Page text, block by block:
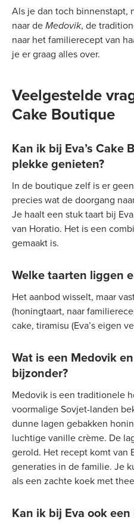
Als je dan toch binnenstapt,
naar deMedovik, de
naar het familierecept van
je er graag alles over.
Veelgestelde
Cake Boutique
Kan ik bij Eva’s Cake
plekke genieten?
In de boutique zelf is er
precies wat de doorgang
Je haalt een stuk taart bij
van Horatio. Het is een
gemaakt is.
Welke taarten liggen
Het aanbod wisselt, maar
(honingtaart, naar
cake, tiramisu (Eva’s eigen
Wat is een Medovik
bijzonder?
Medovik is een traditionele
voormalige Sovjet-landen
dunne lagen gebakken
luchtige vanille crème. De
gerold. Het recept komt van
generaties in de familie. Je
als een zachte koek met
Kan ik bij Eva ook